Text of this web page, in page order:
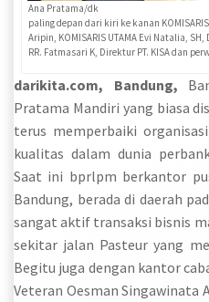
Ana Pratama/dk
paling depan dari kiri ke kanan
Aripin, KOMISARIS UTAMA Evi Natalia, SH,
RR. Fatmasari K, Direktur PT. KISA dan
darikita.com, Bandung,
Pratama Mandiri yang biasa
terus memperbaiki
kualitas dalam dunia
Saat ini bprlpm berkantor
Bandung, berada di daerah
sangat aktif transaksi bisnis
sekitar jalan Pasteur yang
Begitu juga dengan kantor
Veteran Oesman Singawinata